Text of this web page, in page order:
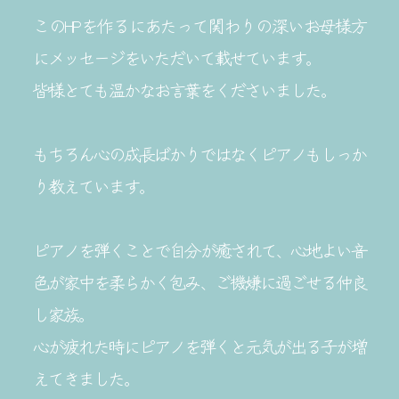
このHPを作るにあたって関わりの深いお母様方
にメッセージをいただいて載せています。
皆様とても温かなお言葉をくださいました。
もちろん心の成長ばかりではなくピアノもしっか
り教えています。
ピアノを弾くことで自分が癒されて、心地よい音
色が家中を柔らかく包み、ご機嫌に過ごせる仲良
し家族。
心が疲れた時にピアノを弾くと元気が出る子が増
えてきました。